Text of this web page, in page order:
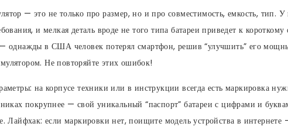
— это не только про размер, но и про совместимость, емкость, тип. У
и мелкая деталь вроде не того типа батареи приведет к
однажды в США человек потерял смартфон, решив “улучшить” его
Не повторяйте этих ошибок!
на корпусе техники или в инструкции всегда есть маркировка
покрупнее — свой уникальный “паспорт” батареи с цифрами и
Лайфхак: если маркировки нет, поищите модель устройства в интернете